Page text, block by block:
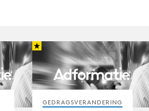
GEDRAGSVERANDERING